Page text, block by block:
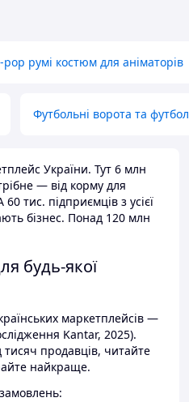
pop румі костюм для аніматорів
Футбольні ворота та
України. Тут 6 млн
— від корму для
тис. підприємців з усієї
бізнес. Понад 120 млн
будь-якої
маркетплейсів —
Kantar, 2025).
тисяч продавців, читайте
найкраще.